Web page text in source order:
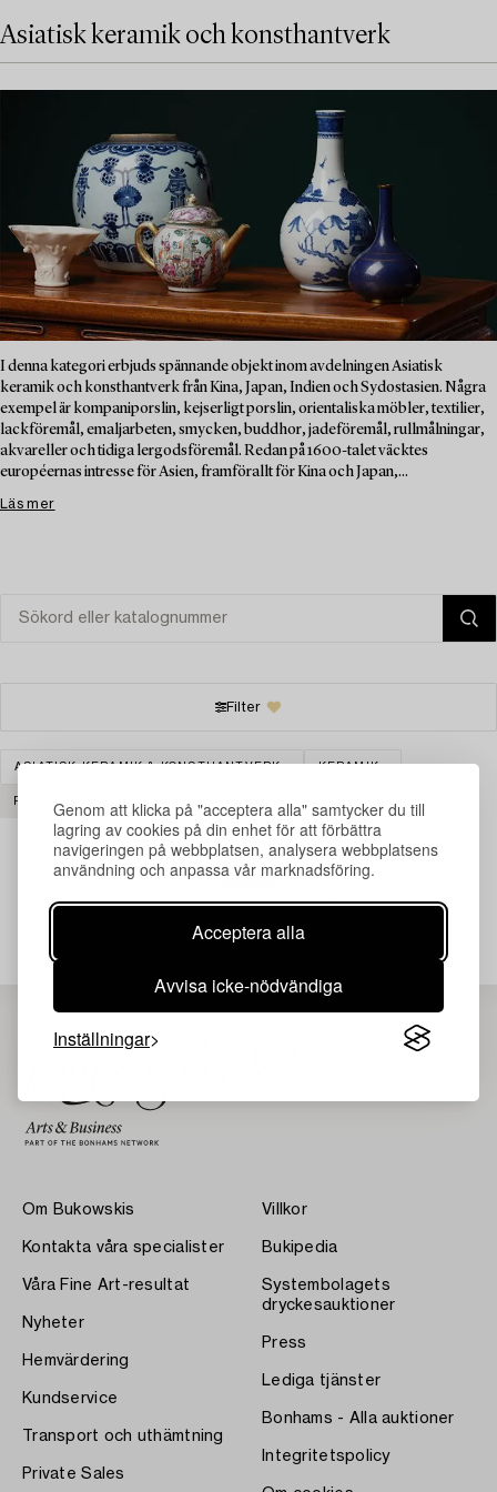
Genom att klicka på "acceptera alla" samtycker du till
lagring av cookies på din enhet för att förbättra
navigeringen på webbplatsen, analysera webbplatsens
användning och anpassa vår marknadsföring.
Acceptera alla
Avvisa icke-nödvändiga
Inställningar
Asiatisk keramik och konsthantverk
I denna kategori erbjuds spännande objekt inom avdelningen Asiatisk
keramik och konsthantverk från Kina, Japan, Indien och Sydostasien. Några
exempel är kompaniporslin, kejserligt porslin, orientaliska möbler, textilier,
lackföremål, emaljarbeten, smycken, buddhor, jadeföremål, rullmålningar,
akvareller och tidiga lergodsföremål. Redan på 1600-talet väcktes
européernas intresse för Asien, framförallt för Kina och Japan,...
Läs mer
Filter
ASIATISK KERAMIK & KONSTHANTVERK KERAMIK
RENSA ALLA
Din sökning gav ingen träff just nu.
Om Bukowskis
Kontakta våra specialister
Våra Fine Art-resultat
Nyheter
Hemvärdering
Kundservice
Transport och uthämtning
Private Sales
Villkor
Bukipedia
Systembolagets
dryckesauktioner
Press
Lediga tjänster
Bonhams - Alla auktioner
Integritetspolicy